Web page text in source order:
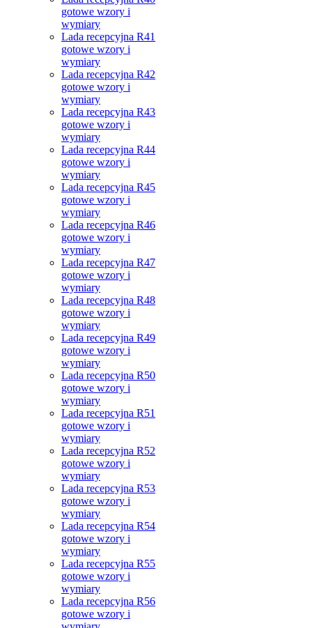
gotowe wzory i
wymiary
Lada recepcyjna R41
gotowe wzory i
wymiary
Lada recepcyjna R42
gotowe wzory i
wymiary
Lada recepcyjna R43
gotowe wzory i
wymiary
Lada recepcyjna R44
gotowe wzory i
wymiary
Lada recepcyjna R45
gotowe wzory i
wymiary
Lada recepcyjna R46
gotowe wzory i
wymiary
Lada recepcyjna R47
gotowe wzory i
wymiary
Lada recepcyjna R48
gotowe wzory i
wymiary
Lada recepcyjna R49
gotowe wzory i
wymiary
Lada recepcyjna R50
gotowe wzory i
wymiary
Lada recepcyjna R51
gotowe wzory i
wymiary
Lada recepcyjna R52
gotowe wzory i
wymiary
Lada recepcyjna R53
gotowe wzory i
wymiary
Lada recepcyjna R54
gotowe wzory i
wymiary
Lada recepcyjna R55
gotowe wzory i
wymiary
Lada recepcyjna R56
gotowe wzory i